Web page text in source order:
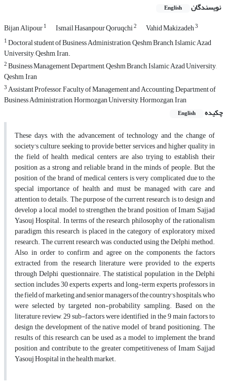
نویسندگان English
Bijan Alipour1 Ismail Hasanpour Qoruqchi2 Vahid Makizadeh3
1Doctoral student of Business Administration, Qeshm Branch, Islamic Azad
University, Qeshm, Iran.
2Business Management Department, Qeshm Branch, Islamic Azad University,
Qeshm, Iran
3Assistant Professor, Faculty of Management and Accounting, Department of
Business Administration, Hormozgan University, Hormozgan, Iran
چکیده
English
These days, with the advancement of technology and the change of
society's culture, seeking to provide better services and higher quality in
the field of health, medical centers are also trying to establish their
position as a strong and reliable brand in the minds of people. But the
position of the brand of medical centers is very complicated due to the
special importance of health and must be managed with care and
attention to details. The purpose of the current research is to design and
develop a local model to strengthen the brand position of Imam Sajjad
Yasouj Hospital. In terms of the research philosophy of the rationalism
paradigm, this research is placed in the category of exploratory mixed
research. The current research was conducted using the Delphi method.
Also, in order to confirm and agree on the components, the factors
extracted from the research literature were provided to the experts
through Delphi questionnaire. The statistical population in the Delphi
section includes 30 experts, experts and long-term experts, professors in
the field of marketing and senior managers of the country's hospitals, who
were selected by targeted non-probability sampling. Based on the
literature review, 29 sub-factors were identified in the 9 main factors to
design the development of the native model of brand positioning. The
results of this research can be used as a model to implement the brand
position and contribute to the greater competitiveness of Imam Sajjad
Yasouj Hospital in the health market.